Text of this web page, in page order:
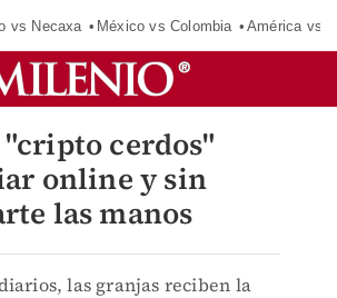
vs Necaxa México vs Colombia América vs
"cripto cerdos"
online y sin
las manos
las granjas reciben la